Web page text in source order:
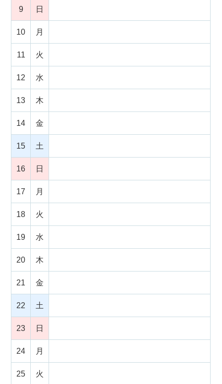
9 日
10 月
11 火
12 水
13 木
14 金
15 土
16 日
17 月
18 火
19 水
20 木
21 金
22 土
23 日
24 月
25 火